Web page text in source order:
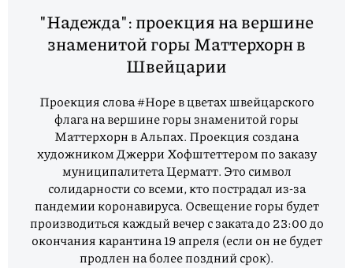
"Надежда": проекция на вершине
знаменитой горы Маттерхорн в
Швейцарии
Проекция слова #Hope в цветах швейцарского
флага на вершине горы знаменитой горы
Маттерхорн в Альпах. Проекция создана
художником Джерри Хофштеттером по заказу
муниципалитета Церматт. Это символ
солидарности со всеми, кто пострадал из-за
пандемии коронавируса. Освещение горы будет
производиться каждый вечер с заката до 23:00 до
окончания карантина 19 апреля (если он не будет
продлен на более поздний срок).